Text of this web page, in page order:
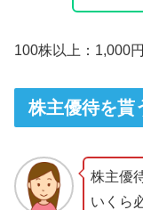
100株以上：1,000
株主優待を貰
株主優
いくら